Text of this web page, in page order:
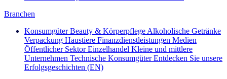
Branchen
Konsumgüter Beauty & Körperpflege Alkoholische Getränke
Verpackung Haustiere Finanzdienstleistungen Medien
Öffentlicher Sektor Einzelhandel Kleine und mittlere
Unternehmen Technische Konsumgüter Entdecken Sie unsere
Erfolgsgeschichten (EN)